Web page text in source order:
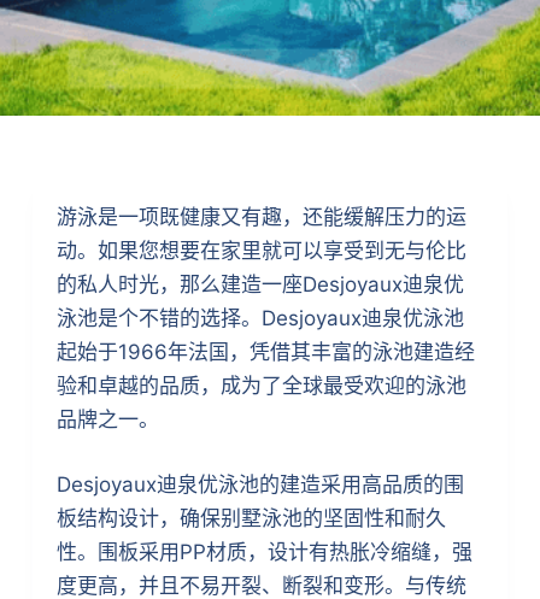
游泳是一项既健康又有趣，还能缓解压力的运
动。如果您想要在家里就可以享受到无与伦比
的私人时光，那么建造一座Desjoyaux迪泉优
泳池是个不错的选择。Desjoyaux迪泉优泳池
起始于1966年法国，凭借其丰富的泳池建造经
验和卓越的品质，成为了全球最受欢迎的泳池
品牌之一。
Desjoyaux迪泉优泳池的建造采用高品质的围
板结构设计，确保别墅泳池的坚固性和耐久
性。围板采用PP材质，设计有热胀冷缩缝，强
度更高，并且不易开裂、断裂和变形。与传统